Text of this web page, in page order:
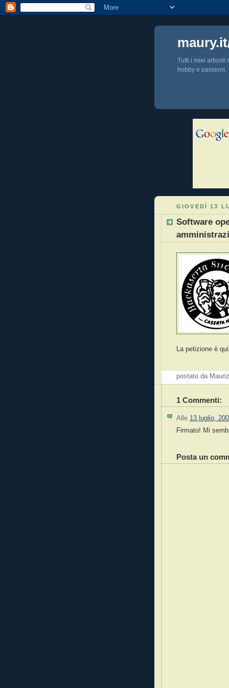
Tutti i miei articoli
hobby e passioni.
GIOVEDÌ 13
Software
La petizione è
postato da
1 Commenti:
Alle 13 luglio,
Firmato! Mi
Posta un